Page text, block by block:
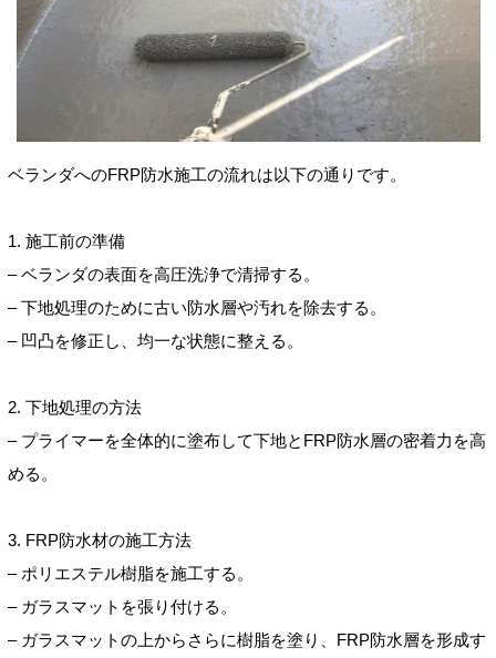
ベランダへのFRP防水施工の流れは以下の通りです。
1. 施工前の準備
– ベランダの表面を高圧洗浄で清掃する。
– 下地処理のために古い防水層や汚れを除去する。
– 凹凸を修正し、均一な状態に整える。
2. 下地処理の方法
– プライマーを全体的に塗布して下地とFRP防水層の密着力を高
める。
3. FRP防水材の施工方法
– ポリエステル樹脂を施工する。
– ガラスマットを張り付ける。
– ガラスマットの上からさらに樹脂を塗り、FRP防水層を形成す